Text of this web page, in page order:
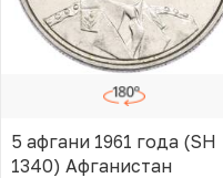
5 афгани 1961 года (SH
1340) Афганистан